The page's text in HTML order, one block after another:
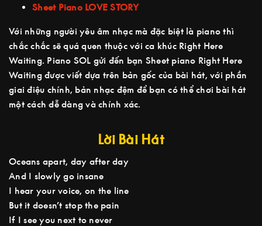
Sheet Piano LOVE STORY
Với những người yêu âm nhạc mà đặc biệt là piano thì
chắc chắc sẽ quá quen thuộc với ca khúc Right Here
Waiting. Piano SOL gửi đến bạn Sheet piano Right Here
Waiting được viết dựa trên bản gốc của bài hát, với phần
giai điệu chính, bản nhạc đệm để bạn có thể chơi bài hát
một cách dễ dàng và chính xác.
Lời Bài Hát
Oceans apart, day after day
And I slowly go insane
I hear your voice, on the line
But it doesn’t stop the pain
If I see you next to never